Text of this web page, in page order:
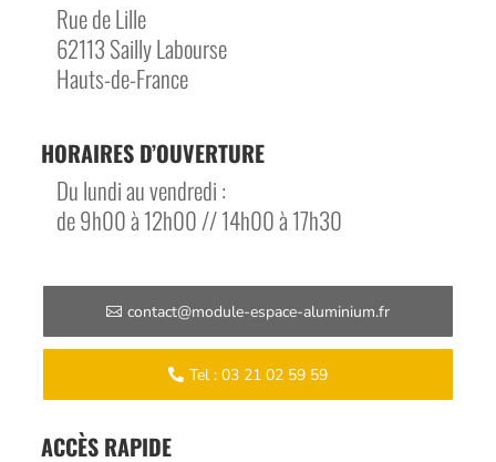
Rue de Lille
62113 Sailly Labourse
Hauts-de-France
HORAIRES D’OUVERTURE
Du lundi au vendredi :
de 9h00 à 12h00 // 14h00 à 17h30
contact@module-espace-aluminium.fr
Tel : 03 21 02 59 59
ACCÈS RAPIDE